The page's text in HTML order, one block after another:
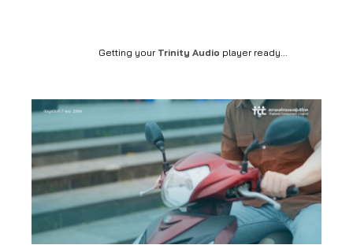
Getting your Trinity Audio player ready...